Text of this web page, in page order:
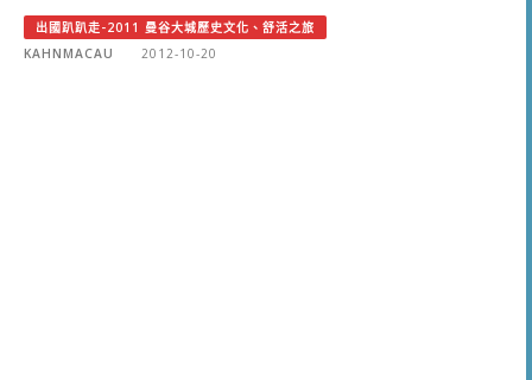
出國趴趴走-2011 曼谷大城歷史文化、舒活之旅
KAHNMACAU
2012-10-20